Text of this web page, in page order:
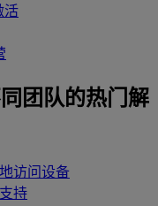
活
团队的热门解
访问设备
持